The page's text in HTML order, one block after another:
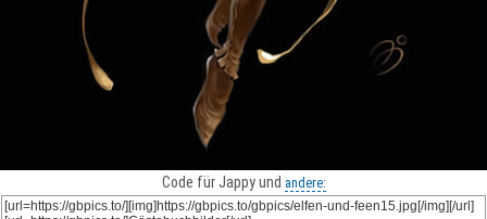
Code für Jappy und andere: